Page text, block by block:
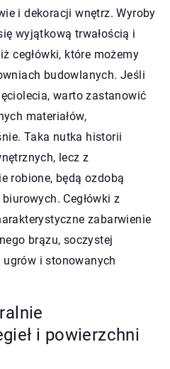
i dekoracji wnętrz. Wyroby
wyjątkową trwałością i
cegłówki, które możemy
budowlanych. Jeśli
warto zastanowić
materiałów,
Taka nutka historii
lecz z
robione, będą ozdobą
Cegłówki z
zabarwienie
brązu, soczystej
i stonowanych
i powierzchni